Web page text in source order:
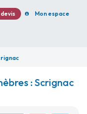
Mon espace
: Scrignac